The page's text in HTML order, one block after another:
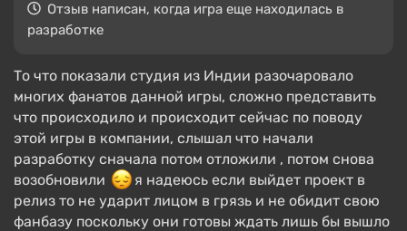
Отзыв написан, когда игра еще находилась в
разработке
То что показали студия из Индии разочаровало
многих фанатов данной игры, сложно представить
что происходило и происходит сейчас по поводу
этой игры в компании, слышал что начали
разработку сначала потом отложили , потом снова
возобновили
я надеюсь если выйдет проект в
релиз то не ударит лицом в грязь и не обидит свою
фанбазу поскольку они готовы ждать лишь бы вышло